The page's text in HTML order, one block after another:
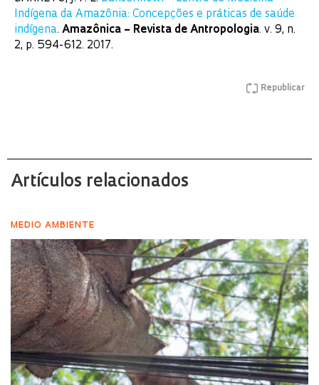
Indígena da Amazônia: Concepções e práticas de saúde
indígena. Amazônica – Revista de Antropologia. v. 9, n.
2, p. 594-612. 2017.
Republicar